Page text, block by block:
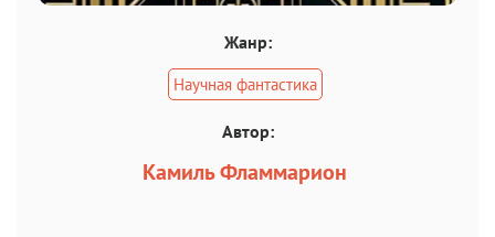
Жанр:
Научная фантастика
Автор:
Камиль Фламмарион